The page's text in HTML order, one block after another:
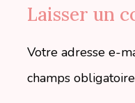
Laisser un
Votre adresse e-
champs